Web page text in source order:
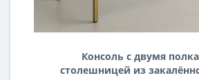
Консоль с двумя
столешницей из